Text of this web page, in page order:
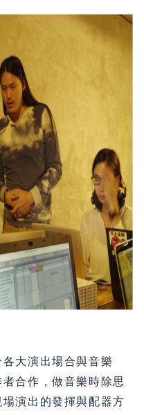
大演出場合與音樂
合作，做音樂時除思
演出的發揮與配器方